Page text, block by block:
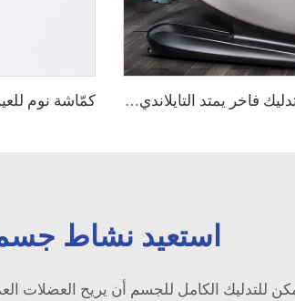
GUOHENG 2023 كرسي تدليك فاخر يمتد التايلاندي 4D جسم كامل ممتد كرسي تدليك شياتسو ديلوكس
استعيد نشاط
للتدليك الكامل للجسم أن يريح العضلات